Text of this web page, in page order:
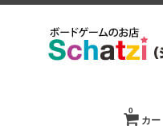
カー
0